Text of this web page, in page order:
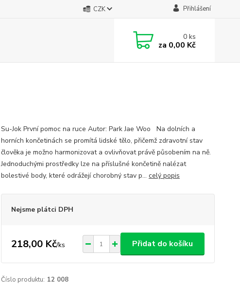
CZK Přihlášení
0ks
za 0,00 Kč
Su-Jok První pomoc na ruce Autor: Park Jae Woo Na dolních a
horních končetinách se promítá lidské tělo, přičemž zdravotní stav
člověka je možno harmonizovat a ovlivňovat právě působením na ně.
Jednoduchými prostředky lze na příslušné končetině nalézat
bolestivé body, které odrážejí chorobný stav p... celý popis
Nejsme plátci DPH
218,00 Kč/ks Přidat do košíku
Číslo produktu: 12 008